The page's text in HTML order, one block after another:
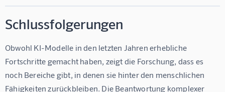
Schlussfolgerungen
Obwohl KI-Modelle in den letzten Jahren erhebliche
Fortschritte gemacht haben, zeigt die Forschung, dass es
noch Bereiche gibt, in denen sie hinter den menschlichen
Fähigkeiten zurückbleiben. Die Beantwortung komplexer